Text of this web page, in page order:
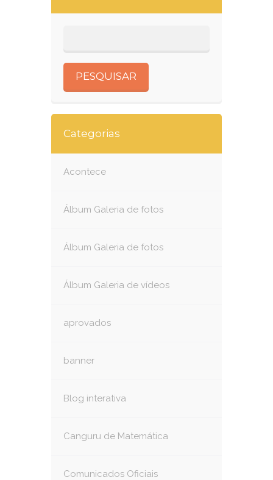
Categorias
Acontece
Álbum Galeria de fotos
Álbum Galeria de fotos
Álbum Galeria de vídeos
aprovados
banner
Blog interativa
Canguru de Matemática
Comunicados Oficiais